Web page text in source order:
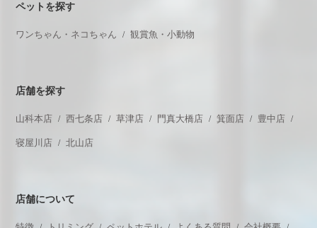
ペットを探す
ワンちゃん・ネコちゃん 観賞魚・小動物
店舗を探す
山科本店 西七条店 草津店 門真大橋店 箕面店 豊中店
寝屋川店 北山店
店舗について